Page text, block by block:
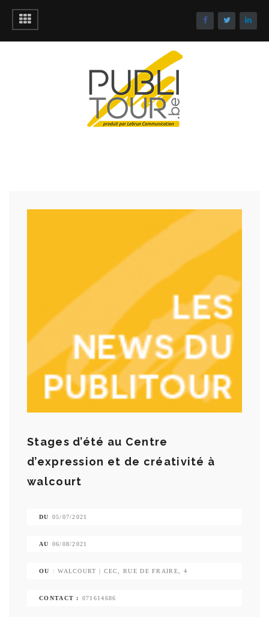
Stages d’été au Centre
d’expression et de créativité à
walcourt
DU 05/07/2021
AU 06/08/2021
OU : WALCOURT | CEC, RUE DE FRAIRE, 4
CONTACT : 071614686